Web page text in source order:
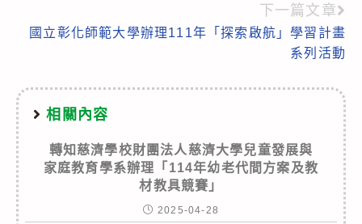
下一篇文章
國立彰化師範大學辦理111年「探索啟航」學習計畫
系列活動
相關內容
轉知慈濟學校財團法人慈濟大學兒童發展與
家庭教育學系辦理「114年幼老代間方案及教
材教具競賽」
2025-04-28